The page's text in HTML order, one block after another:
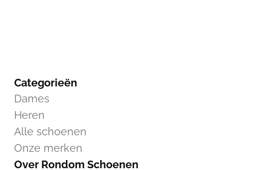
Categorieën
Dames
Heren
Alle schoenen
Onze merken
Over Rondom Schoenen